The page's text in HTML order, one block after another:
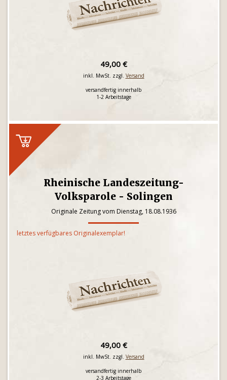
49,00 €
inkl. MwSt. zzgl. Versand
versandfertig innerhalb
1-2 Arbeitstage
Rheinische Landeszeitung-
Volksparole - Solingen
Originale Zeitung vom Dienstag, 18.08.1936
letztes verfügbares Originalexemplar!
49,00 €
inkl. MwSt. zzgl. Versand
versandfertig innerhalb
2-3 Arbeitstage